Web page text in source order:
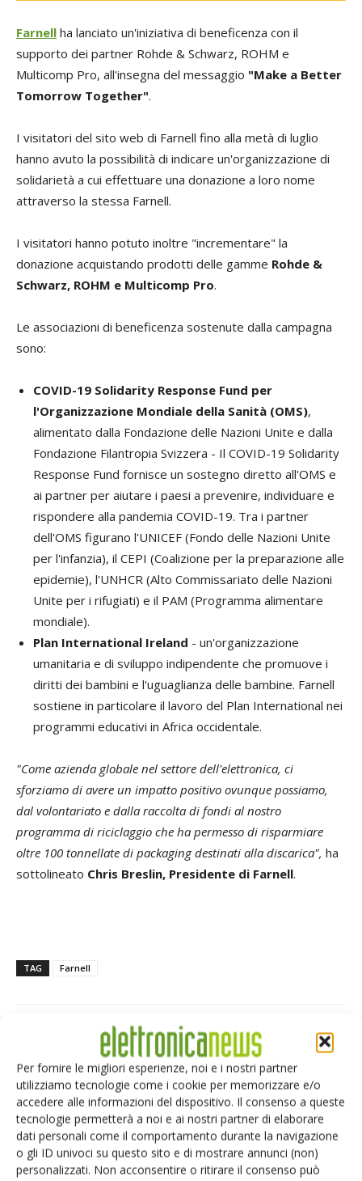
Per fornire le migliori esperienze, noi e i nostri partner
utilizziamo tecnologie come i cookie per memorizzare e/o
accedere alle informazioni del dispositivo. Il consenso a queste
tecnologie permetterà a noi e ai nostri partner di elaborare
dati personali come il comportamento durante la navigazione
o gli ID univoci su questo sito e di mostrare annunci (non)
personalizzati. Non acconsentire o ritirare il consenso può
Farnell ha lanciato un'iniziativa di beneficenza con il
supporto dei partner Rohde & Schwarz, ROHM e
Multicomp Pro, all'insegna del messaggio "Make a Better
Tomorrow Together".
I visitatori del sito web di Farnell fino alla metà di luglio
hanno avuto la possibilità di indicare un'organizzazione di
solidarietà a cui effettuare una donazione a loro nome
attraverso la stessa Farnell.
I visitatori hanno potuto inoltre "incrementare" la
donazione acquistando prodotti delle gamme Rohde &
Schwarz, ROHM e Multicomp Pro.
Le associazioni di beneficenza sostenute dalla campagna
sono:
COVID-19 Solidarity Response Fund per
l'Organizzazione Mondiale della Sanità (OMS),
alimentato dalla Fondazione delle Nazioni Unite e dalla
Fondazione Filantropia Svizzera - Il COVID-19 Solidarity
Response Fund fornisce un sostegno diretto all'OMS e
ai partner per aiutare i paesi a prevenire, individuare e
rispondere alla pandemia COVID-19. Tra i partner
dell'OMS figurano l'UNICEF (Fondo delle Nazioni Unite
per l'infanzia), il CEPI (Coalizione per la preparazione alle
epidemie), l'UNHCR (Alto Commissariato delle Nazioni
Unite per i rifugiati) e il PAM (Programma alimentare
mondiale).
Plan International Ireland - un'organizzazione
umanitaria e di sviluppo indipendente che promuove i
diritti dei bambini e l'uguaglianza delle bambine. Farnell
sostiene in particolare il lavoro del Plan International nei
programmi educativi in Africa occidentale.
"Come azienda globale nel settore dell'elettronica, ci
sforziamo di avere un impatto positivo ovunque possiamo,
dal volontariato e dalla raccolta di fondi al nostro
programma di riciclaggio che ha permesso di risparmiare
oltre 100 tonnellate di packaging destinati alla discarica", ha
sottolineato Chris Breslin, Presidente di Farnell.
TAG Farnell
Facebook Twitter
ARTICOLI CORRELATI ALTRO DALL'AUTORE